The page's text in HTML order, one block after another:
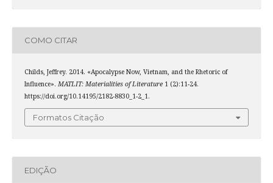
COMO CITAR
Childs, Jeffrey. 2014. «Apocalypse Now, Vietnam, and the Rhetoric of
Influence». MATLIT: Materialities of Literature1 (2):11-24.
https://doi.org/10.14195/2182-8830_1-2_1.
Formatos Citação
EDIÇÃO